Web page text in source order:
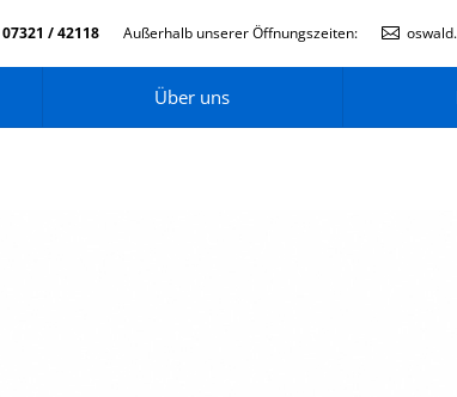
07321 / 42118 Außerhalb unserer Öffnungszeiten:
Über uns